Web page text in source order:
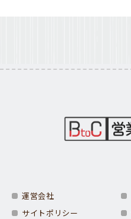
運営会社
サイトポリシー